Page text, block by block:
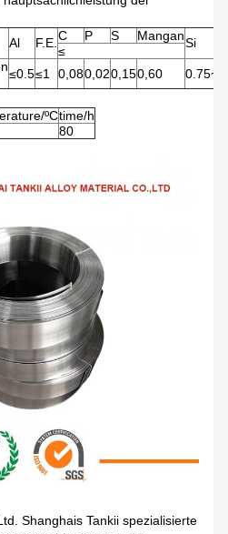
Al F.E.C P S ManganSi
≤
≤0.5≤1 0,080,020,150,60
ºCtime/h
80
Shanghais Tankii spezialisierte